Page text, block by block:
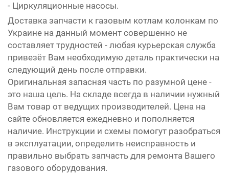
- Циркуляционные насосы.
Доставка запчасти к газовым котлам колонкам по
Украине на данный момент совершенно не
составляет трудностей - любая курьерская служба
привезёт Вам необходимую деталь практически на
следующий день после отправки.
Оригинальная запасная часть по разумной цене -
это наша цель. На складе всегда в наличии нужный
Вам товар от ведущих производителей. Цена на
сайте обновляется ежедневно и пополняется
наличие. Инструкции и схемы помогут разобраться
в эксплуатации, определить неисправность и
правильно выбрать запчасть для ремонта Вашего
газового оборудования.